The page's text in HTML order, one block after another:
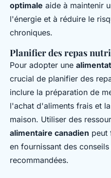
optimale aide à maintenir
l'énergie et à réduire le
chroniques.
Planifier des repas
Pour adopter une
crucial de planifier des
inclure la préparation de
l'achat d'aliments frais et
maison. Utiliser des
alimentaire canadien peut
en fournissant des
recommandées.